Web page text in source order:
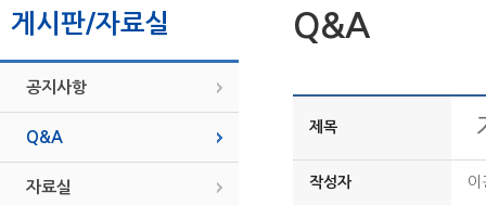
게시판/자료실
공지사항
Q&A
자료실
Q&A
제목
작성자 이